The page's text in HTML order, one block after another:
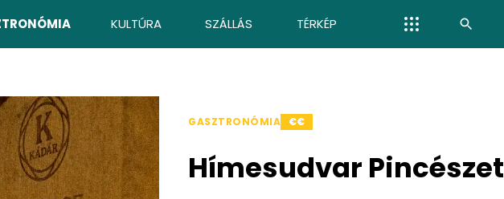
KULTÚRA SZÁLLÁS TÉRKÉP
GASZTRONÓMIA €€
Hímesudvar Pincészet